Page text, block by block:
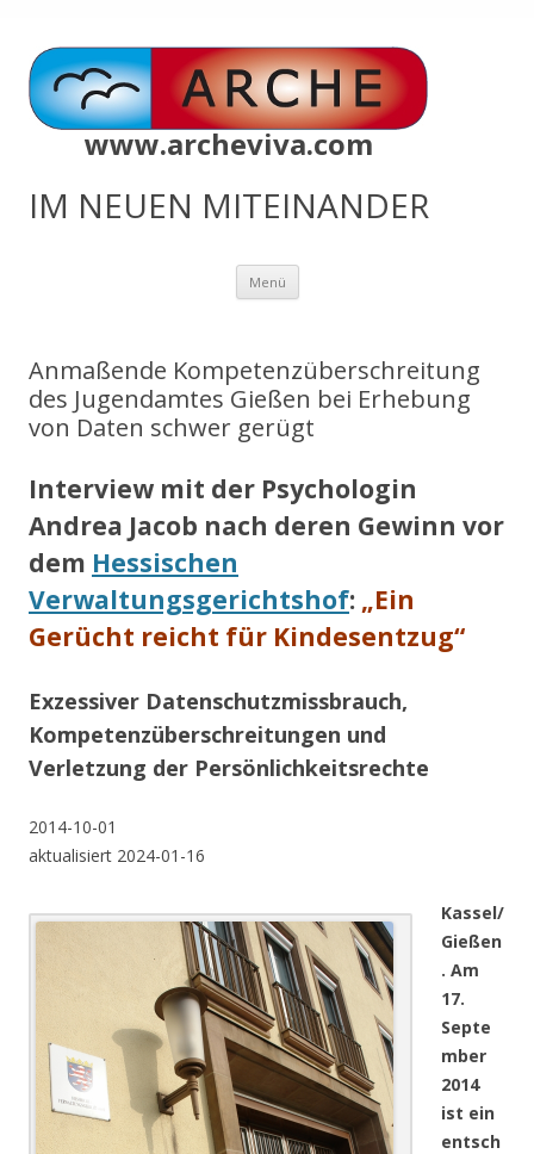
www.archeviva.com
IM NEUEN MITEINANDER
Menü Zum
springen
Anmaßende Kompetenzüberschreitung
des Jugendamtes Gießen bei Erhebung
von Daten schwer gerügt
Interview mit der Psychologin
Andrea Jacob nach deren Gewinn vor
dem Hessischen
Verwaltungsgerichtshof: „Ein
Gerücht reicht für Kindesentzug“
Exzessiver Datenschutzmissbrauch,
Kompetenzüberschreitungen und
Verletzung der Persönlichkeitsrechte
2014-10-01
aktualisiert 2024-01-16
Kassel/
Gießen
. Am
17.
Septe
mber
2014
ist ein
entsch